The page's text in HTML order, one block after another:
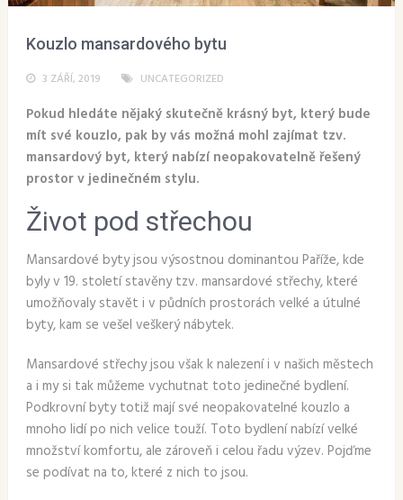
Kouzlo mansardového bytu
3 ZÁŘÍ, 2019 UNCATEGORIZED
Pokud hledáte nějaký skutečně krásný byt, který bude
mít své kouzlo, pak by vás možná mohl zajímat tzv.
mansardový byt, který nabízí neopakovatelně řešený
prostor v jedinečném stylu.
Život pod střechou
Mansardové byty jsou výsostnou dominantou Paříže, kde
byly v 19. století stavěny tzv. mansardové střechy, které
umožňovaly stavět i v půdních prostorách velké a útulné
byty, kam se vešel veškerý nábytek.
Mansardové střechy jsou však k nalezení i v našich městech
a i my si tak můžeme vychutnat toto jedinečné bydlení.
Podkrovní byty totiž mají své neopakovatelné kouzlo a
mnoho lidí po nich velice touží. Toto bydlení nabízí velké
množství komfortu, ale zároveň i celou řadu výzev. Pojďme
se podívat na to, které z nich to jsou.